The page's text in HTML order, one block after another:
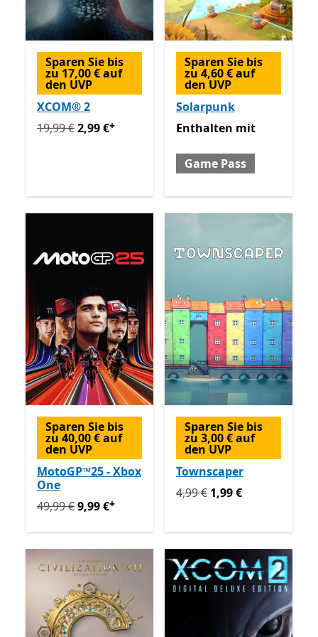
Sparen Sie bis
zu 17,00 € auf
den UVP
XCOM® 2
Ursprünglich 19,99 € jetzt 2,99 €Enthält In-App-
19,99 €2,99 €+
Sparen Sie bis
zu 4,60 € auf
den UVP
Solarpunk
Enthalten mit Game Pass
Enthalten mit
Game Pass
Sparen Sie bis
zu 40,00 € auf
den UVP
MotoGP™25 - Xbox
One
Ursprünglich 49,99 € jetzt 9,99 €
49,99 €9,99 €+
Sparen Sie bis
zu 3,00 € auf
den UVP
Townscaper
Ursprünglich 4,99 € jetzt
4,99 € 1,99 €